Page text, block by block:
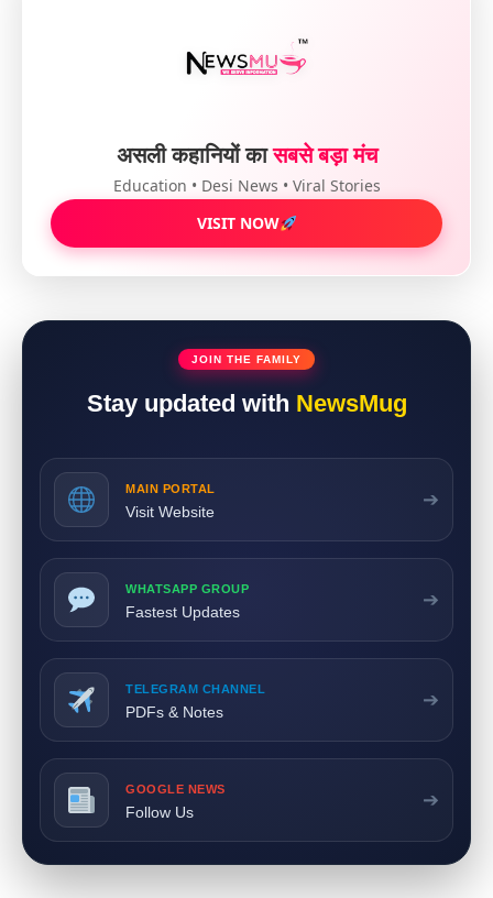
असली कहानियों कासबसे बड़ा मंच
Education • Desi News • Viral Stories
VISIT NOW
JOIN THE FAMILY
Stay updated with NewsMug
MAIN PORTAL
Visit Website
➔
WHATSAPP GROUP
Fastest Updates
➔
TELEGRAM CHANNEL
PDFs & Notes
➔
GOOGLE NEWS
Follow Us
➔